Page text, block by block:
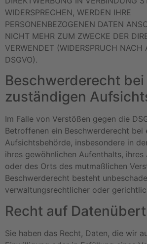
WIDERSPRECHEN, WERDEN IHRE
PERSONENBEZOGENEN DATEN
NICHT MEHR ZUM ZWECKE DER
VERWENDET (WIDERSPRUCH NACH
DSGVO).
Beschwerde­recht
zuständigen
Im Falle von Verstößen gegen die
Betroffenen ein Beschwerderecht bei
Aufsichtsbehörde, insbesondere in
ihres gewöhnlichen Aufenthalts,
oder des Orts des mutmaßlichen
Beschwerderecht besteht
verwaltungsrechtlicher oder
Recht auf
Sie haben das Recht, Daten, die wir